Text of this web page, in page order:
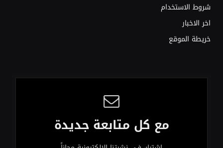
شروط الاستخدام
اخر الاخبار
خريطة الموقع
مع كل متابعة جديدة